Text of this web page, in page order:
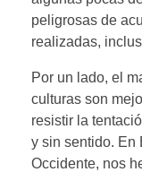
peligrosas de
realizadas,
Por un lado, el
culturas son
resistir la
y sin sentido. En
Occidente, nos